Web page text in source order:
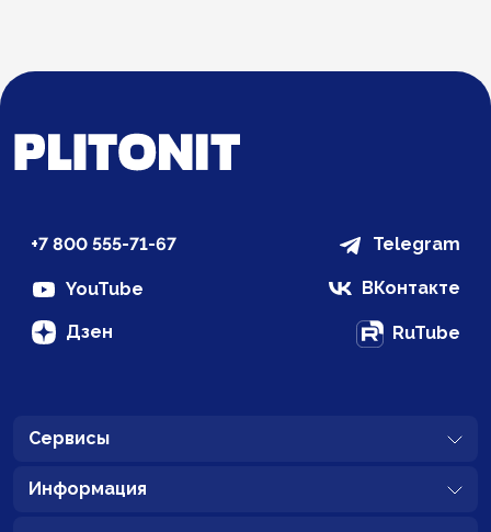
+7 800 555-71-67 Telegram
YouTube ВКонтакте
Дзен RuTube
Сервисы
Информация